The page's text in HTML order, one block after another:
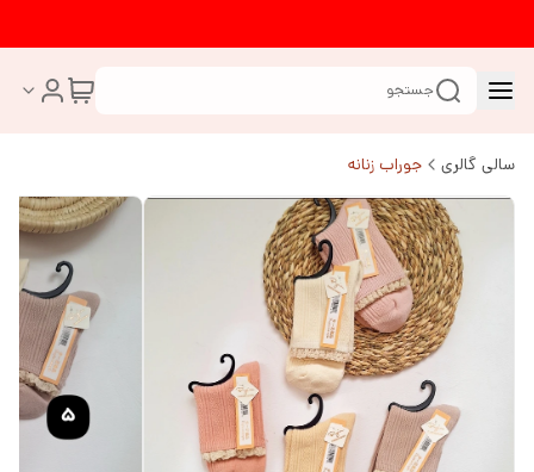
جستجو
سالی گالری جوراب زنانه